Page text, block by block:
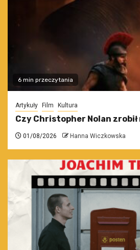
6 min przeczytania
Artykuły Film Kultura
Czy Christopher Nolan zrobił
01/08/2026 Hanna Wiczkowska